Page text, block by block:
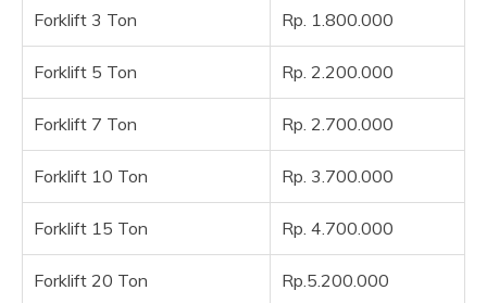
Forklift 3 Ton Rp. 1.800.000
Forklift 5 Ton Rp. 2.200.000
Forklift 7 Ton Rp. 2.700.000
Forklift 10 Ton Rp. 3.700.000
Forklift 15 Ton Rp. 4.700.000
Forklift 20 Ton Rp.5.200.000